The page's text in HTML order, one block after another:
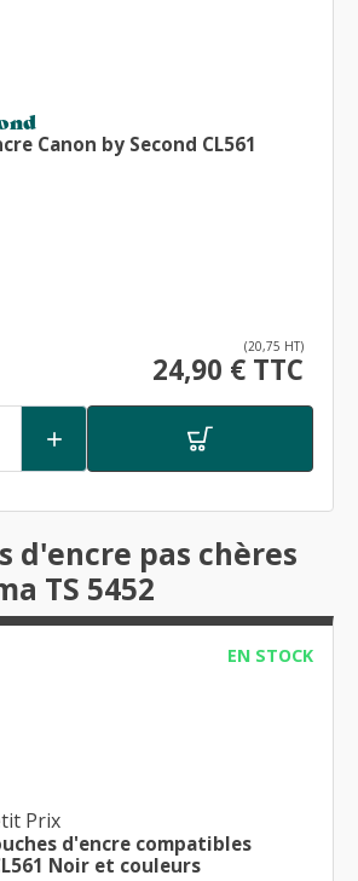
Canon by Second CL561
(20,75 HT)
24,90 € TTC

d'encre pas chères
TS 5452
EN STOCK
Prix
d'encre compatibles
Noir et couleurs